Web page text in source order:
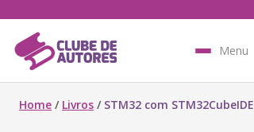
Menu
Home / Livros / STM32 com STM32CubeIDE